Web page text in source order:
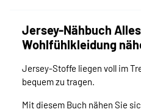
Jersey-Nähbuch
Wohlfühlkleidung
Jersey-Stoffe liegen voll im
bequem zu tragen.
Mit diesem Buch nähen Sie